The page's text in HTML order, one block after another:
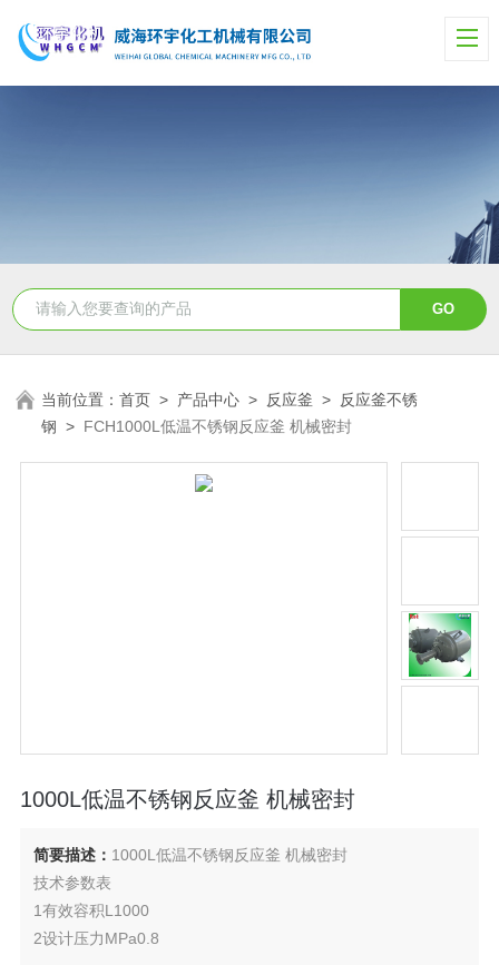
当前位置：首页 > 产品中心 > 反应釜 > 反应釜不锈
钢 > FCH1000L低温不锈钢反应釜 机械密封
1000L低温不锈钢反应釜 机械密封
简要描述： 1000L低温不锈钢反应釜 机械密封
技术参数表
1有效容积L1000
2设计压力MPa0.8